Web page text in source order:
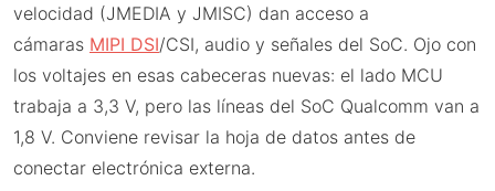
velocidad (JMEDIA y JMISC) dan acceso a
cámaras MIPI DSI/CSI, audio y señales del SoC. Ojo con
los voltajes en esas cabeceras nuevas: el lado MCU
trabaja a 3,3 V, pero las líneas del SoC Qualcomm van a
1,8 V. Conviene revisar la hoja de datos antes de
conectar electrónica externa.